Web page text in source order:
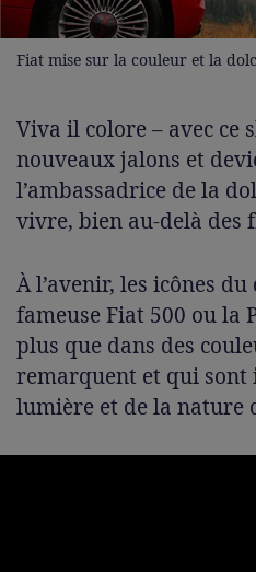
Fiat mise sur la couleur et la
Viva il colore – avec ce
nouveaux jalons et
l’ambassadrice de la
vivre, bien au-delà des
À l’avenir, les icônes
fameuse Fiat 500 ou la
plus que dans des
remarquent et qui sont
lumière et de la nature